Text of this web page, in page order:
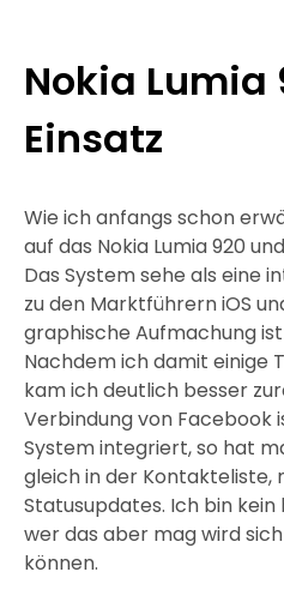
Nokia Lumia
Einsatz
Wie ich anfangs schon
auf das Nokia Lumia 920
Das System sehe als eine
zu den Marktführern iOS
graphische Aufmachung
Nachdem ich damit einige
kam ich deutlich besser
Verbindung von Facebook
System integriert, so hat
gleich in der Kontakteliste,
Statusupdates. Ich bin
wer das aber mag wird
können.